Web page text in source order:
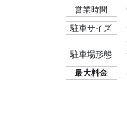
営業時間
駐車サイズ
駐車場形態
最大料金